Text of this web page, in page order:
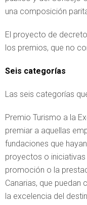
una composición
El proyecto de
los premios, que no
Seis categorías
Las seis categorías
Premio Turismo a la
premiar a aquellas
fundaciones que
proyectos o iniciativas
promoción o la
Canarias, que puedan
la excelencia del